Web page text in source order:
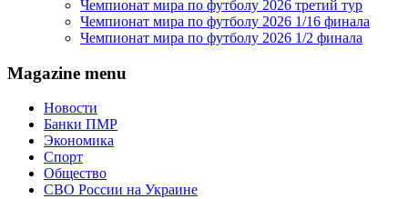
Чемпионат мира по футболу 2026 третий тур
Чемпионат мира по футболу 2026 1/16 финала
Чемпионат мира по футболу 2026 1/2 финала
Magazine menu
Новости
Банки ПМР
Экономика
Спорт
Общество
СВО России на Украине